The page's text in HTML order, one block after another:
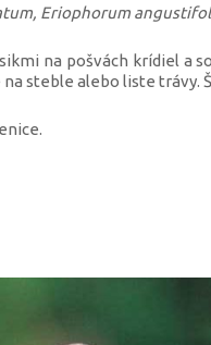
Eriophorum
na pošvách krídiel a
steble alebo liste trávy.